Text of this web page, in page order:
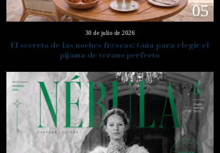
05
30 de julio de 2026
El secreto de las noches frescas: Guía para elegir el
pijama de verano perfecto